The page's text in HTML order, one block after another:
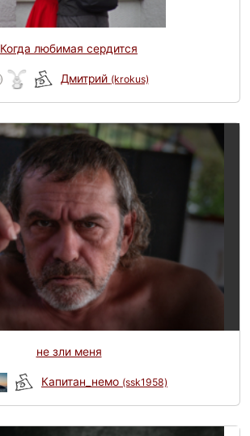
Когда любимая сердится
Дмитрий (krokus)
не зли меня
Капитан_немо (ssk1958)